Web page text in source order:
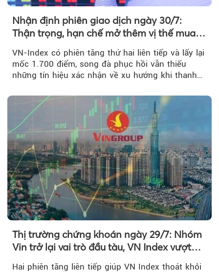
Nhận định phiên giao dịch ngày 30/7:
Thận trọng, hạn chế mở thêm vị thế mua
VN-Index có phiên tăng thứ hai liên tiếp và lấy lại
mốc 1.700 điểm, song đà phục hồi vẫn thiếu
những tín hiệu xác nhận về xu hướng khi thanh
Thị trường chứng khoán ngày 29/7: Nhóm
Vin trở lại vai trò đầu tàu, VN Index vượt
Hai phiên tăng liên tiếp giúp VN Index thoát khỏi